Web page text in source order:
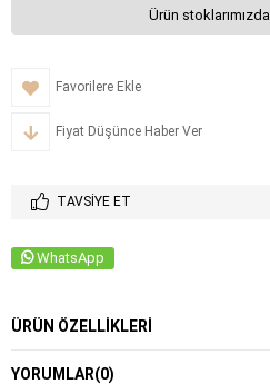
Ürün
Favorilere Ekle
Fiyat Düşünce Haber Ver
TAVSIYE ET
WhatsApp
ÜRÜN ÖZELLIKLERI
YORUMLAR(0)